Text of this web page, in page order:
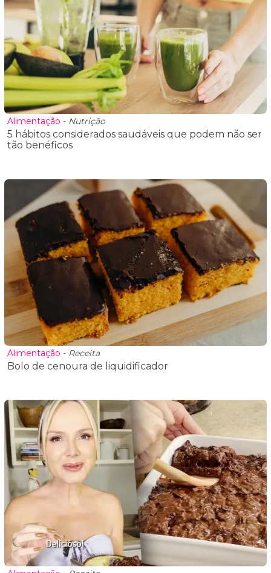
Alimentação - Nutrição
5 hábitos considerados saudáveis que podem não ser
tão benéficos
Alimentação - Receita
Bolo de cenoura de liquidificador